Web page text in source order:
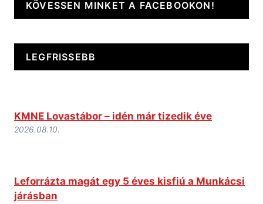
KÖVESSEN MINKET A FACEBOOKON!
LEGFRISSEBB
KMNE Lovastábor – idén már tizedik éve
2026.08.10.
Leforrázta magát egy 5 éves kisfiú a Munkácsi
járásban